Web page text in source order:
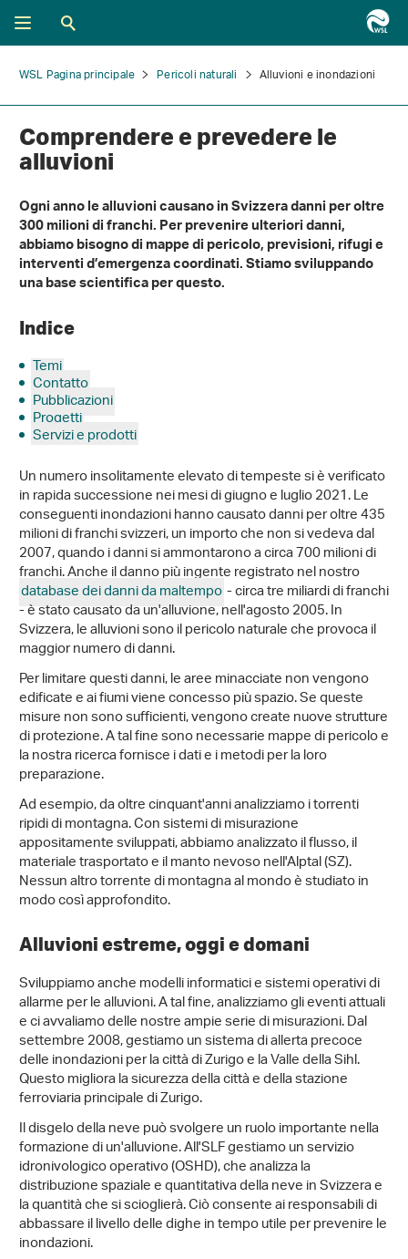
WSL Pagina principale Pericoli naturali Alluvioni e inondazioni
Comprendere e prevedere le
alluvioni
Ogni anno le alluvioni causano in Svizzera danni per oltre
300 milioni di franchi. Per prevenire ulteriori danni,
abbiamo bisogno di mappe di pericolo, previsioni, rifugi e
interventi d’emergenza coordinati. Stiamo sviluppando
una base scientifica per questo.
Indice
Temi
Contatto
Pubblicazioni
Progetti
Servizi e prodotti
Un numero insolitamente elevato di tempeste si è verificato
in rapida successione nei mesi di giugno e luglio 2021. Le
conseguenti inondazioni hanno causato danni per oltre 435
milioni di franchi svizzeri, un importo che non si vedeva dal
2007, quando i danni si ammontarono a circa 700 milioni di
franchi. Anche il danno più ingente registrato nel nostro
database dei danni da maltempo- circa tre miliardi di franchi
- è stato causato da un'alluvione, nell'agosto 2005. In
Svizzera, le alluvioni sono il pericolo naturale che provoca il
maggior numero di danni.
Per limitare questi danni, le aree minacciate non vengono
edificate e ai fiumi viene concesso più spazio. Se queste
misure non sono sufficienti, vengono create nuove strutture
di protezione. A tal fine sono necessarie mappe di pericolo e
la nostra ricerca fornisce i dati e i metodi per la loro
preparazione.
Ad esempio, da oltre cinquant'anni analizziamo i torrenti
ripidi di montagna. Con sistemi di misurazione
appositamente sviluppati, abbiamo analizzato il flusso, il
materiale trasportato e il manto nevoso nell'Alptal (SZ).
Nessun altro torrente di montagna al mondo è studiato in
modo così approfondito.
Alluvioni estreme, oggi e domani
Sviluppiamo anche modelli informatici e sistemi operativi di
allarme per le alluvioni. A tal fine, analizziamo gli eventi attuali
e ci avvaliamo delle nostre ampie serie di misurazioni. Dal
settembre 2008, gestiamo un sistema di allerta precoce
delle inondazioni per la città di Zurigo e la Valle della Sihl.
Questo migliora la sicurezza della città e della stazione
ferroviaria principale di Zurigo.
Il disgelo della neve può svolgere un ruolo importante nella
formazione di un'alluvione. All'SLF gestiamo un servizio
idronivologico operativo (OSHD), che analizza la
distribuzione spaziale e quantitativa della neve in Svizzera e
la quantità che si scioglierà. Ciò consente ai responsabili di
abbassare il livello delle dighe in tempo utile per prevenire le
inondazioni.